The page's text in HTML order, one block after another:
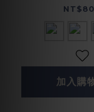
加入購